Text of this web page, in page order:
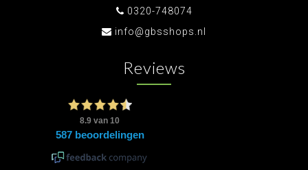
0320-748074
info@gbsshops.nl
Reviews